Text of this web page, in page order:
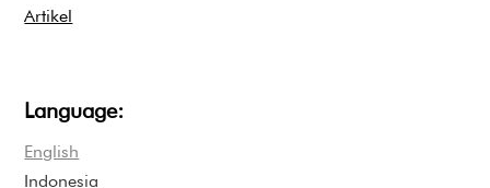
Artikel
Language:
English
Indonesia